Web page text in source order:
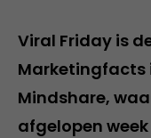
Viral Friday is
Marketingfacts
Mindshare,
afgelopen